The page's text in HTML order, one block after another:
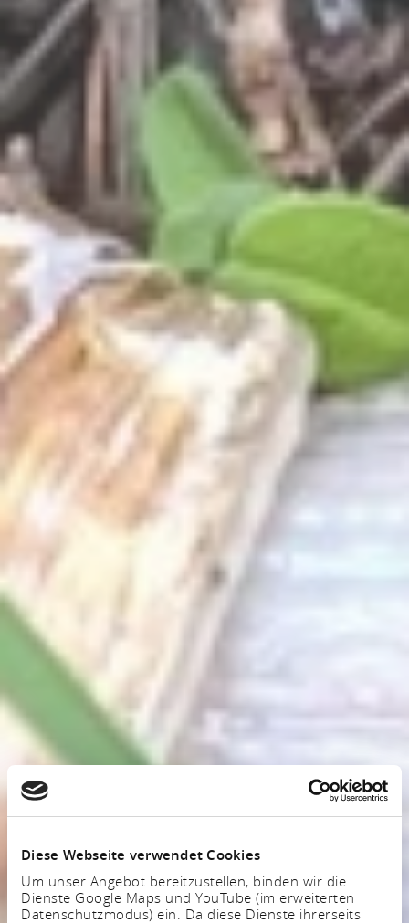
Diese Webseite verwendet Cookies
Um unser Angebot bereitzustellen, binden wir die
Dienste Google Maps und YouTube (im erweiterten
Datenschutzmodus) ein. Da diese Dienste ihrerseits